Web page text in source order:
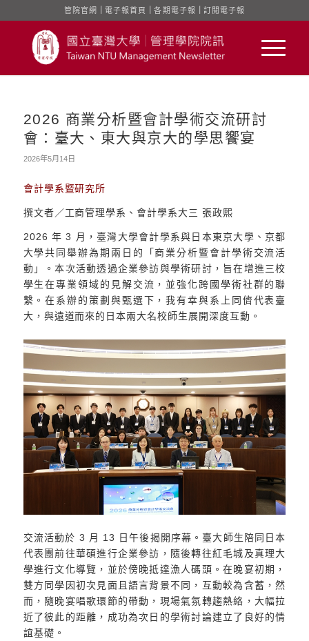
管院官網 電子報首頁 ｜各期電子報 訂閱電子報
2026 商業分析暨會計學術交流研討
會：臺大、東大與京大的學思饗宴
2026年5月14日
會計學系暨研究所
撰文者／工商管理學系、會計學系大三 張政熙
2026 年 3 月，臺灣大學會計學系與日本東京大學、京都
大學共同舉辦為期兩日的「商業分析暨會計學術交流活
動」。本次活動透過企業參訪與學術研討，旨在增進三校
學生在專業領域的見解交流，並強化跨國學術社群的聯
繫。在系辦的策劃與甄選下，我有幸與系上同儕代表臺
大，與遠道而來的日本兩大名校師生展開深度互動。
交流活動於 3 月 13 日午後揭開序幕。臺大師生陪同日本
代表團前往華碩進行企業參訪，隨後轉往紅毛城及真理大
學進行文化導覽，並於傍晚抵達漁人碼頭。在晚宴初期，
雙方同學因初次見面且語言背景不同，互動較為含蓄，然
而，隨晚宴唱歌環節的帶動，現場氣氛轉趨熱絡，大幅拉
近了彼此的距離，成功為次日的學術討論建立了良好的情
誼基礎。